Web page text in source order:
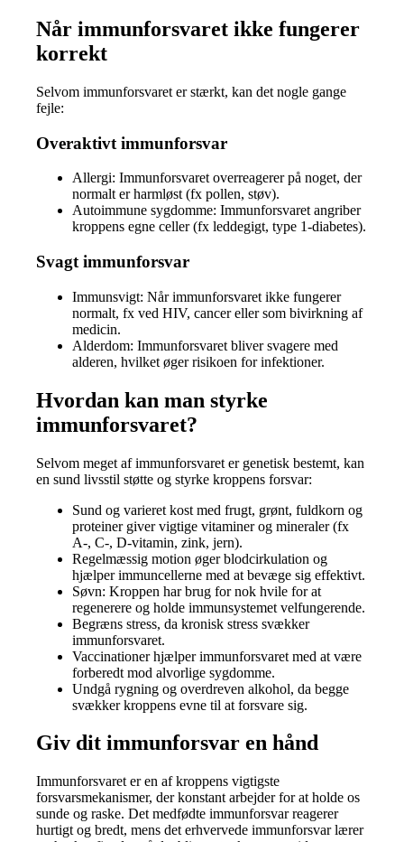
Når immunforsvaret ikke fungerer
korrekt
Selvom immunforsvaret er stærkt, kan det nogle gange
fejle:
Overaktivt immunforsvar
Allergi: Immunforsvaret overreagerer på noget, der
normalt er harmløst (fx pollen, støv).
Autoimmune sygdomme: Immunforsvaret angriber
kroppens egne celler (fx leddegigt, type 1-diabetes).
Svagt immunforsvar
Immunsvigt: Når immunforsvaret ikke fungerer
normalt, fx ved HIV, cancer eller som bivirkning af
medicin.
Alderdom: Immunforsvaret bliver svagere med
alderen, hvilket øger risikoen for infektioner.
Hvordan kan man styrke
immunforsvaret?
Selvom meget af immunforsvaret er genetisk bestemt, kan
en sund livsstil støtte og styrke kroppens forsvar:
Sund og varieret kost med frugt, grønt, fuldkorn og
proteiner giver vigtige vitaminer og mineraler (fx
A-, C-, D-vitamin, zink, jern).
Regelmæssig motion øger blodcirkulation og
hjælper immuncellerne med at bevæge sig effektivt.
Søvn: Kroppen har brug for nok hvile for at
regenerere og holde immunsystemet velfungerende.
Begræns stress, da kronisk stress svækker
immunforsvaret.
Vaccinationer hjælper immunforsvaret med at være
forberedt mod alvorlige sygdomme.
Undgå rygning og overdreven alkohol, da begge
svækker kroppens evne til at forsvare sig.
Giv dit immunforsvar en hånd
Immunforsvaret er en af kroppens vigtigste
forsvarsmekanismer, der konstant arbejder for at holde os
sunde og raske. Det medfødte immunforsvar reagerer
hurtigt og bredt, mens det erhvervede immunforsvar lærer